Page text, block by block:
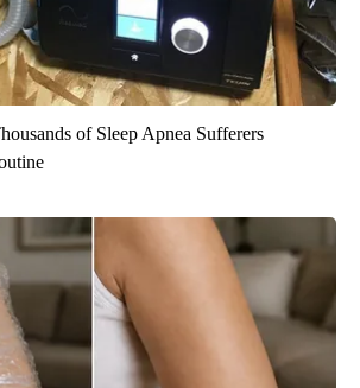
of Sleep Apnea Sufferers